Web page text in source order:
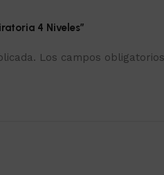
4 Niveles”
Los campos